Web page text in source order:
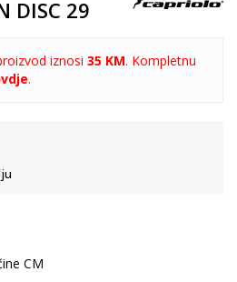
DISC 29
iznosi 35 KM. Kompletnu
.
CM